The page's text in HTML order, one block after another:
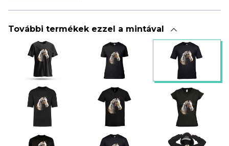
További termékek ezzel a mintával